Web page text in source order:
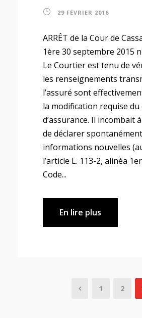
29 FÉVRIER 2016
ARRÊT de la Cour de
1ère 30 septembre 2015
Le Courtier est tenu de
les renseignements
l’assuré sont
la modification requise
d’assurance. Il incombait
de déclarer
informations nouvelles
l’article L. 113-2, alinéa
Code...
En lire plus
1 2